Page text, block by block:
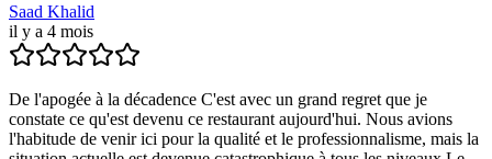
Saad Khalid
il y a 4 mois
De l'apogée à la décadence C'est avec un grand regret que je
constate ce qu'est devenu ce restaurant aujourd'hui. Nous avions
l'habitude de venir ici pour la qualité et le professionnalisme, mais la